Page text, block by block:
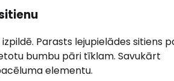
Parasts lejupielādes sitiens
bumbu pāri tīklam. Savukārt
elementu.